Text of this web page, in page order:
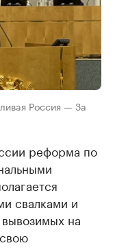
Россия — За
реформа по
свалками и
на